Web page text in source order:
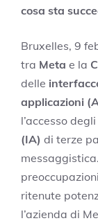
cosa sta
Bruxelles, 9
tra Meta e la
delle
applicazioni
l’accesso
(IA) di terze
ritenute
l’azienda di